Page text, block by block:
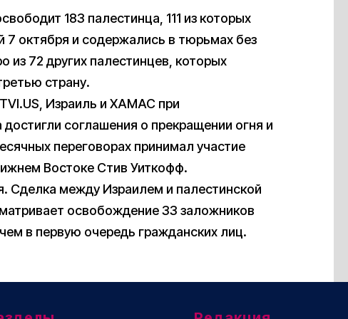
183 палестинца, 111 из которых
октября и содержались в тюрьмах без
72 других палестинцев, которых
страну.
Израиль и ХАМАС при
соглашения о прекращении огня и
переговорах принимал участие
Востоке Стив Уиткофф.
Сделка между Израилем и палестинской
освобождение 33 заложников
в первую очередь гражданских лиц.